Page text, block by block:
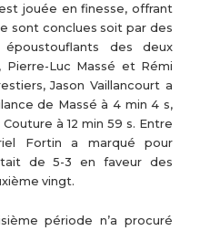
jouée en finesse, offrant
sont conclues soit par des
des deux
Pierre-Luc Massé et Rémi
Jason Vaillancourt a
de Massé à 4 min 4 s,
à 12 min 59 s. Entre
Fortin a marqué pour
de 5-3 en faveur des
vingt.
période n’a procuré